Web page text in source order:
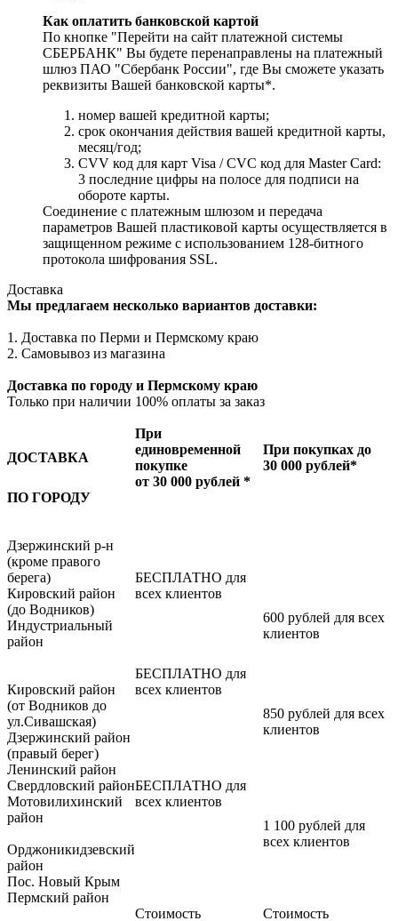
Как оплатить банковской картой
По кнопке "Перейти на сайт платежной системы
СБЕРБАНК" Вы будете перенаправлены на платежный
шлюз ПАО "Сбербанк России", где Вы сможете указать
реквизиты Вашей банковской карты*.
номер вашей кредитной карты;
cрок окончания действия вашей кредитной карты,
месяц/год;
CVV код для карт Visa / CVC код для Master Card:
3 последние цифры на полосе для подписи на
обороте карты.
Соединение с платежным шлюзом и передача
параметров Вашей пластиковой карты осуществляется в
защищенном режиме с использованием 128-битного
протокола шифрования SSL.
Доставка
Мы предлагаем несколько вариантов доставки:
1. Доставка по Перми и Пермскому краю
2. Самовывоз из магазина
Доставка по городу и Пермскому краю
Только при наличии 100% оплаты за заказ
ДОСТАВКА
При
единовременной
покупке
от 30 000 рублей *
При покупках до
30 000 рублей*
ПО ГОРОДУ
Дзержинский р-н
(кроме правого
берега)
Кировский район
(до Водников)
Индустриальный
район
Кировский район
(от Водников до
ул.Сивашская)
Дзержинский район
(правый берег)
Ленинский район
Свердловский район
Мотовилихинский
район
Орджоникидзевский
район
Пос. Новый Крым
Пермский район
БЕСПЛАТНО для
всех клиентов
БЕСПЛАТНО для
всех клиентов
БЕСПЛАТНО для
всех клиентов
600 рублей для всех
клиентов
850 рублей для всех
клиентов
1 100 рублей для
всех клиентов
Стоимость Стоимость